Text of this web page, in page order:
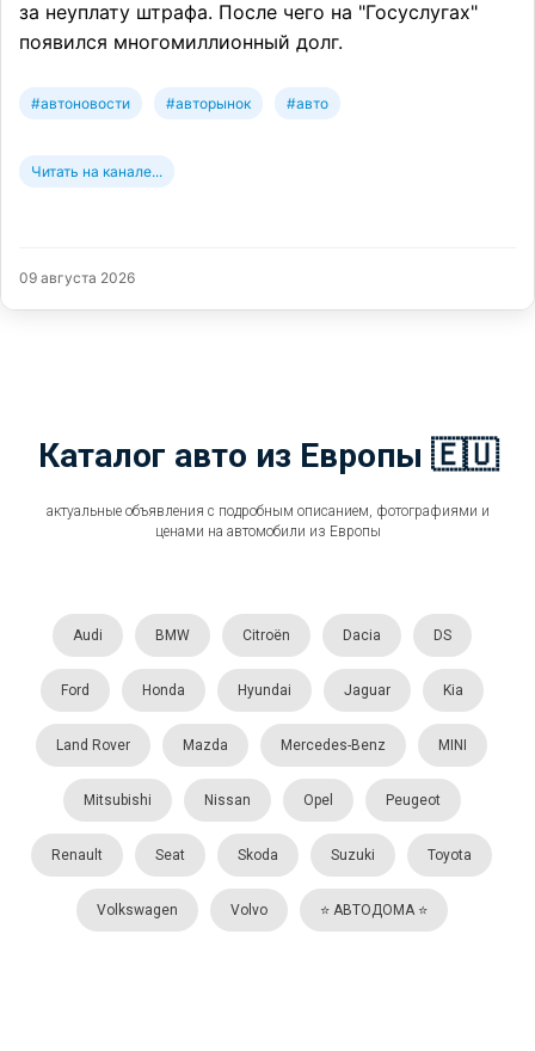
за неуплату штрафа. После чего на "Госуслугах"
появился многомиллионный долг.
#автоновости #авторынок #авто
Читать на канале...
09 августа 2026
Каталог авто из Европы 🇪🇺
актуальные объявления с подробным описанием, фотографиями и
ценами на автомобили из Европы
Audi BMW Citroën Dacia DS
Ford Honda Hyundai Jaguar Kia
Land Rover Mazda Mercedes-Benz MINI
Mitsubishi Nissan Opel Peugeot
Renault Seat Skoda Suzuki Toyota
Volkswagen Volvo ⭐️ АВТОДОМА ⭐️